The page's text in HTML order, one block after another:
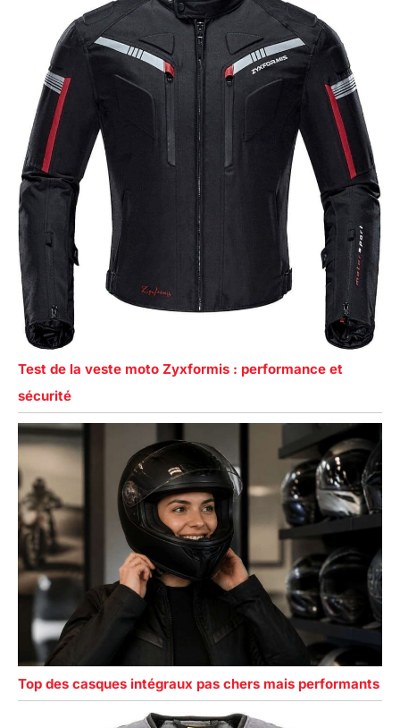
Test de la veste moto Zyxformis : performance et
sécurité
Top des casques intégraux pas chers mais performants